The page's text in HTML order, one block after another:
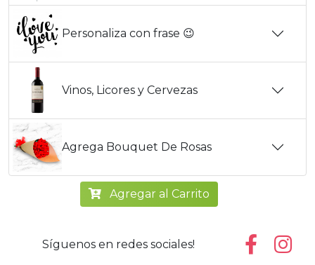
Personaliza con frase 😉
Vinos, Licores y Cervezas
Agrega Bouquet De Rosas
Agregar al Carrito
Síguenos en redes sociales!